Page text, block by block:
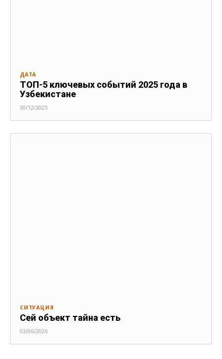
ДАТА
ТОП-5 ключевых событий 2025 года в
Узбекистане
30/12/2025
СИТУАЦИЯ
Сей объект тайна есть
03/06/2026